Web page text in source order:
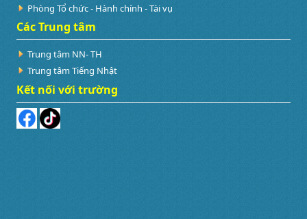
Phòng Tổ chức - Hành chính - Tài vụ
Các Trung tâm
Trung tâm NN- TH
Trung tâm Tiếng Nhật
Kết nối với trường